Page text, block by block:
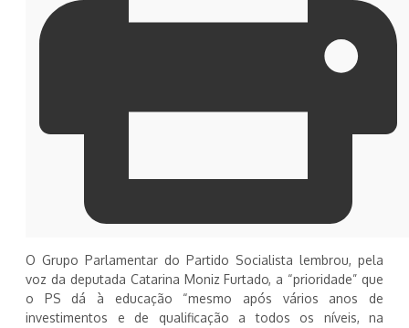
O Grupo Parlamentar do Partido Socialista lembrou, pela
voz da deputada Catarina Moniz Furtado, a “prioridade” que
o PS dá à educação “mesmo após vários anos de
investimentos e de qualificação a todos os níveis, na